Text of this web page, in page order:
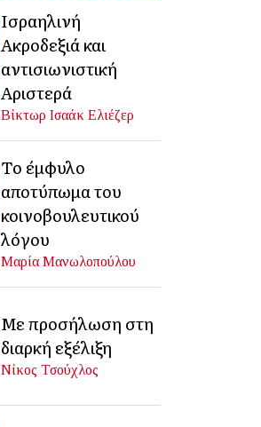
Ισραηλινή
Ακροδεξιά και
αντισιωνιστική
Αριστερά
Βίκτωρ Ισαάκ Ελιέζερ
Το έμφυλο
αποτύπωμα του
κοινοβουλευτικού
λόγου
Μαρία Μανωλοπούλου
Με προσήλωση στη
διαρκή εξέλιξη
Νίκος Τσούχλος